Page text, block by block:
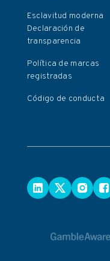
Esclavitud moderna
Declaración de
transparencia
Política de marcas
registradas
Código de conducta